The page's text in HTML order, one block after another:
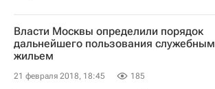
Власти Москвы определили порядок
дальнейшего пользования служебным
жильем
21 февраля 2018, 18:45 185